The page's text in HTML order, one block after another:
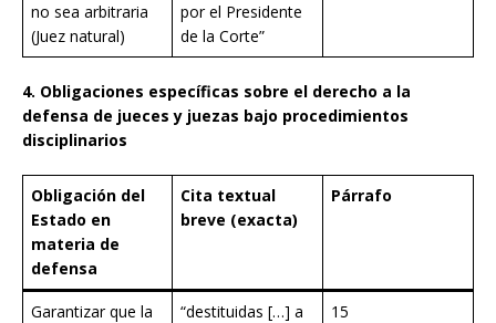
no sea arbitraria
(Juez natural)
por el Presidente
de la Corte”
4. Obligaciones específicas sobre el derecho a la
defensa de jueces y juezas bajo procedimientos
disciplinarios
Obligación del
Estado en
materia de
defensa
Cita textual
breve (exacta)
Párrafo
Garantizar que la
“destituidas […] a
15